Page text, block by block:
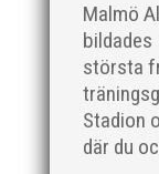
Malmö
bildades
största
Stadion
där du
För mig har